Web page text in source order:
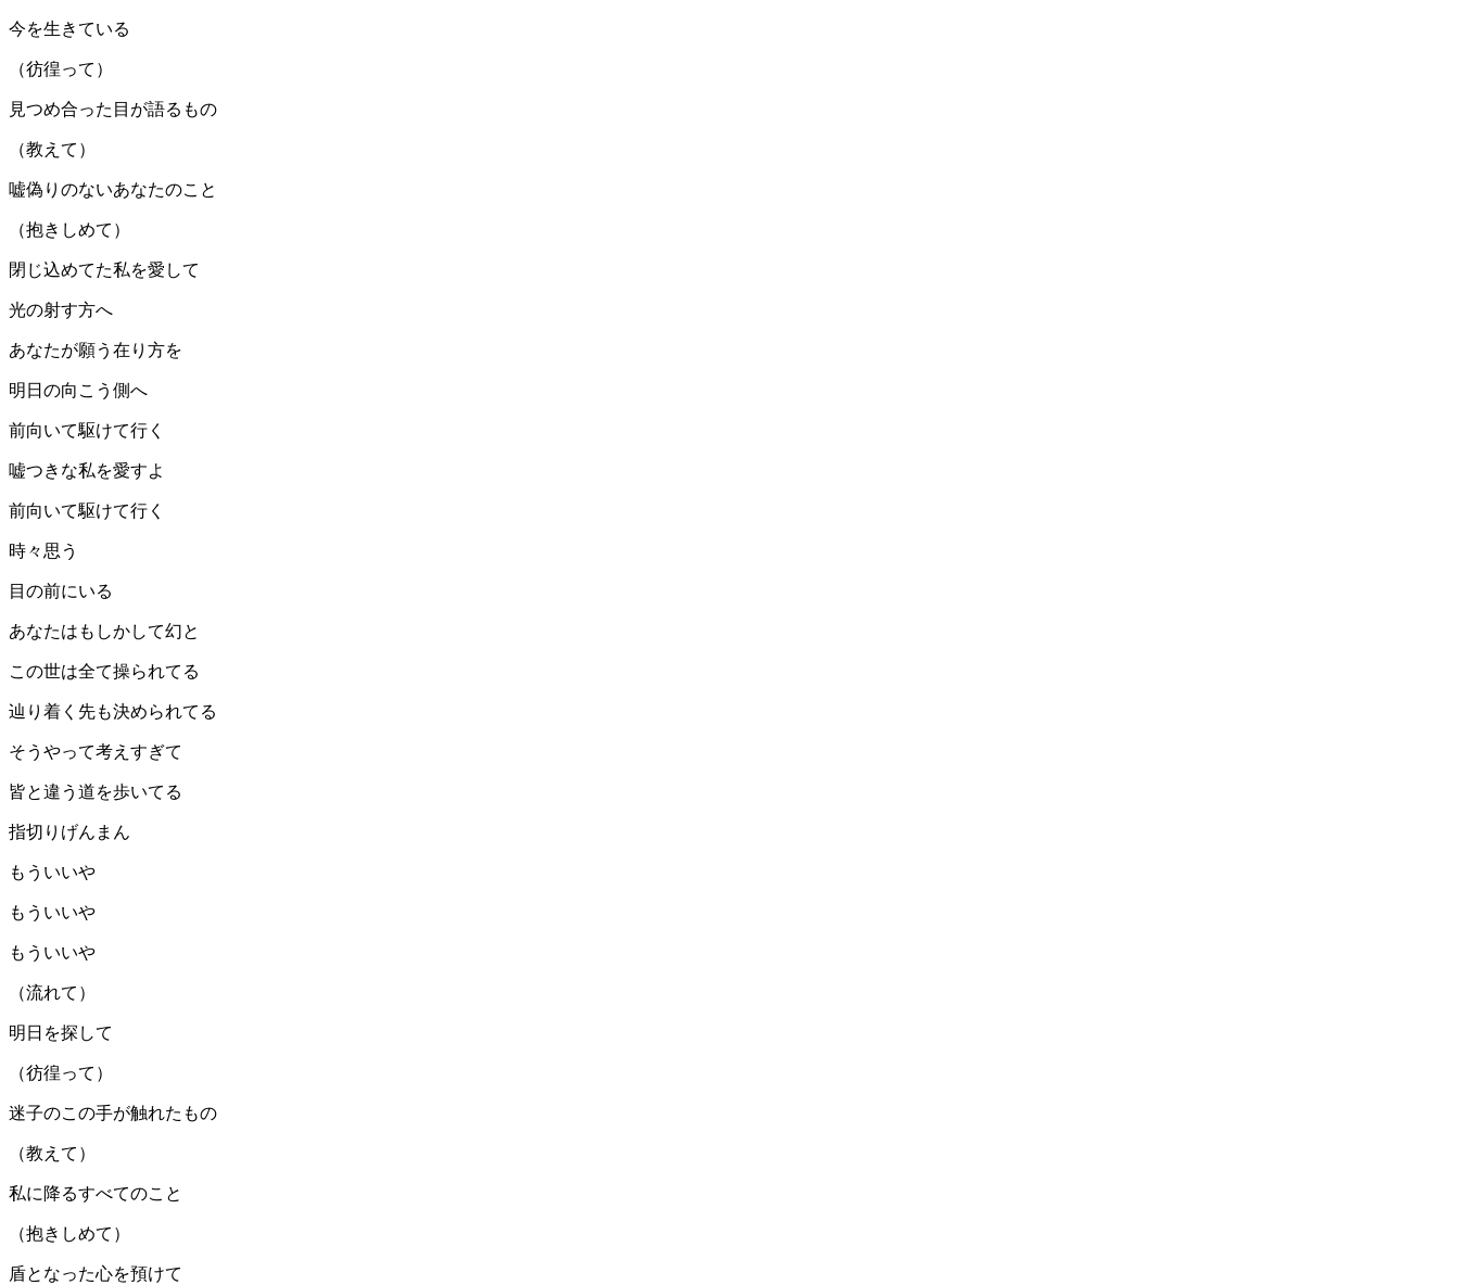
今を生きている
（彷徨って）
見つめ合った目が語るもの
（教えて）
嘘偽りのないあなたのこと
（抱きしめて）
閉じ込めてた私を愛して
光の射す方へ
あなたが願う在り方を
明日の向こう側へ
前向いて駆けて行く
嘘つきな私を愛すよ
前向いて駆けて行く
時々思う
目の前にいる
あなたはもしかして幻と
この世は全て操られてる
辿り着く先も決められてる
そうやって考えすぎて
皆と違う道を歩いてる
指切りげんまん
もういいや
もういいや
もういいや
（流れて）
明日を探して
（彷徨って）
迷子のこの手が触れたもの
（教えて）
私に降るすべてのこと
（抱きしめて）
盾となった心を預けて